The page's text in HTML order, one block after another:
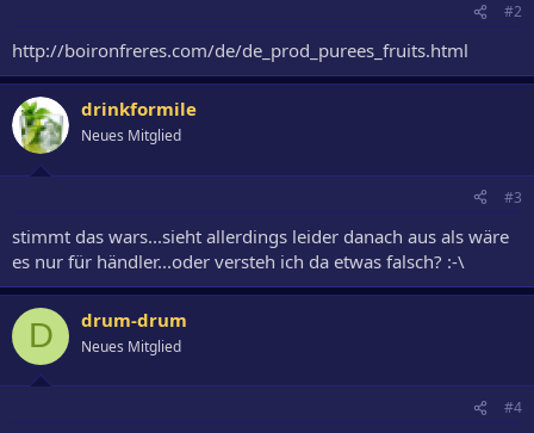
#2
http://boironfreres.com/de/de_prod_purees_fruits.html
drinkformile
Neues Mitglied
#3
stimmt das wars...sieht allerdings leider danach aus als wäre
es nur für händler...oder versteh ich da etwas falsch? :-\
D drum-drum
Neues Mitglied
#4